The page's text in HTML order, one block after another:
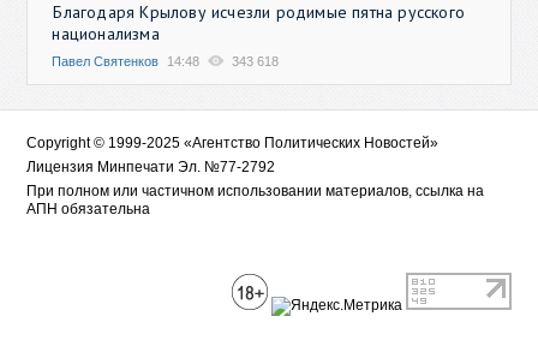
Благодаря Крылову исчезли родимые пятна русского
национализма
Павел Святенков 14:48 343 618
Copyright © 1999-2025 «Агентство Политических Новостей»
Лицензия Минпечати Эл. №77-2792
При полном или частичном использовании материалов, ссылка на
АПН обязательна